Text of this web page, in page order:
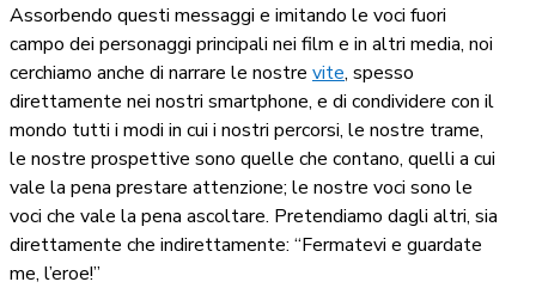
Assorbendo questi messaggi e imitando le voci fuori
campo dei personaggi principali nei film e in altri media, noi
cerchiamo anche di narrare le nostre vite, spesso
direttamente nei nostri smartphone, e di condividere con il
mondo tutti i modi in cui i nostri percorsi, le nostre trame,
le nostre prospettive sono quelle che contano, quelli a cui
vale la pena prestare attenzione; le nostre voci sono le
voci che vale la pena ascoltare. Pretendiamo dagli altri, sia
direttamente che indirettamente: “Fermatevi e guardate
me, l’eroe!”